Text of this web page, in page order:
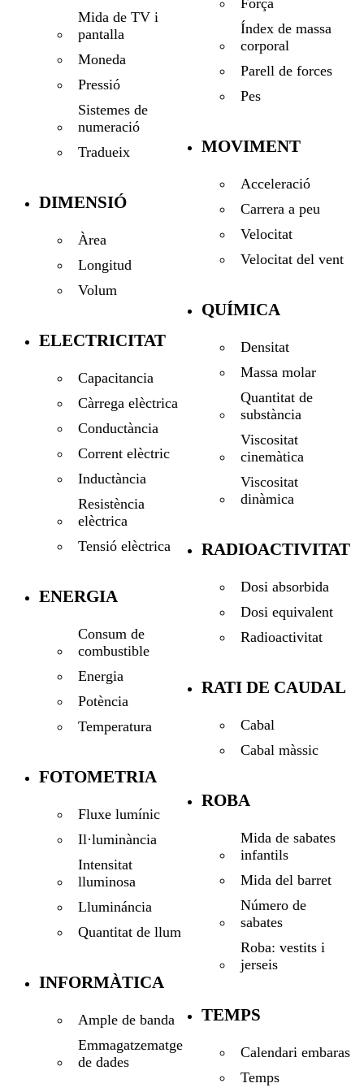
Mida de TV i
pantalla
Moneda
Pressió
Sistemes de
numeració
Tradueix
DIMENSIÓ
Àrea
Longitud
Volum
ELECTRICITAT
Capacitancia
Càrrega elèctrica
Conductància
Corrent elèctric
Inductància
Resistència
elèctrica
Tensió elèctrica
ENERGIA
Consum de
combustible
Energia
Potència
Temperatura
FOTOMETRIA
Fluxe lumínic
Il·luminància
Intensitat
lluminosa
Llumináncia
Quantitat de llum
INFORMÀTICA
Ample de banda
Emmagatzematge
de dades
Índex de massa
corporal
Parell de forces
Pes
MOVIMENT
Acceleració
Carrera a peu
Velocitat
Velocitat del vent
QUÍMICA
Densitat
Massa molar
Quantitat de
substància
Viscositat
cinemàtica
Viscositat
dinàmica
RADIOACTIVITAT
Dosi absorbida
Dosi equivalent
Radioactivitat
RATI DE CAUDAL
Cabal
Cabal màssic
ROBA
Mida de sabates
infantils
Mida del barret
Número de
sabates
Roba: vestits i
jerseis
TEMPS
Calendari embaras
Temps